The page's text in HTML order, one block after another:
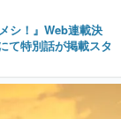
シ！』Web連載決
て特別話が掲載スタ